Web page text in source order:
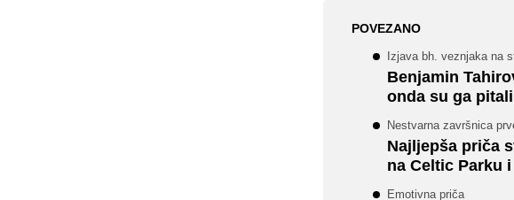
POVEZANO
Izjava bh. veznjaka na
Benjamin
onda su ga
Nestvarna završnica
Najljepša priča
na Celtic Parku
Emotivna priča